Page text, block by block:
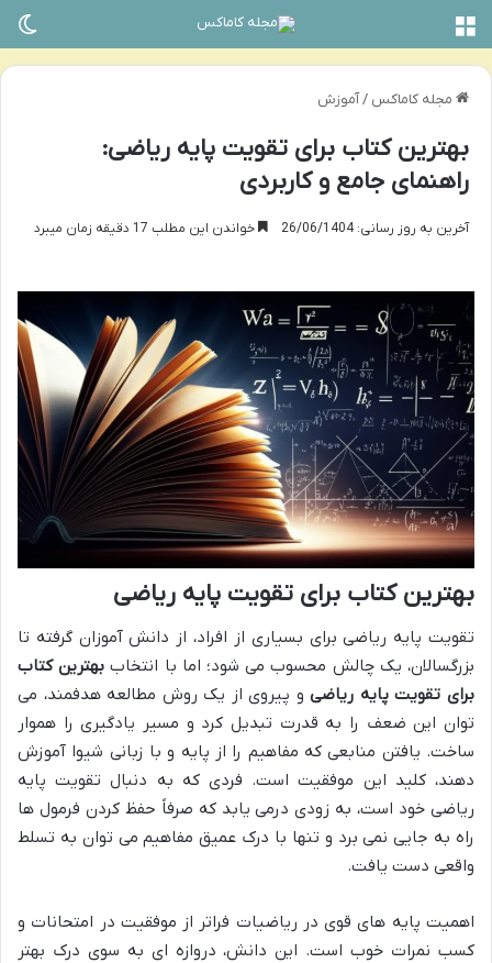
مجله کاماکس /آموزش
بهترین کتاب برای تقویت پایه ریاضی:
راهنمای جامع و کاربردی
آخرین به روز رسانی: 26/06/1404 خواندن این مطلب 17 دقیقه زمان میبرد
بهترین کتاب برای تقویت پایه ریاضی
تقویت پایه ریاضی برای بسیاری از افراد، از دانش آموزان گرفته تا
بزرگسالان، یک چالش محسوب می شود؛ اما با انتخاب بهترین کتاب
برای تقویت پایه ریاضیو پیروی از یک روش مطالعه هدفمند، می
توان این ضعف را به قدرت تبدیل کرد و مسیر یادگیری را هموار
ساخت. یافتن منابعی که مفاهیم را از پایه و با زبانی شیوا آموزش
دهند، کلید این موفقیت است. فردی که به دنبال تقویت پایه
ریاضی خود است، به زودی درمی یابد که صرفاً حفظ کردن فرمول ها
راه به جایی نمی برد و تنها با درک عمیق مفاهیم می توان به تسلط
واقعی دست یافت.
اهمیت پایه های قوی در ریاضیات فراتر از موفقیت در امتحانات و
کسب نمرات خوب است. این دانش، دروازه ای به سوی درک بهتر